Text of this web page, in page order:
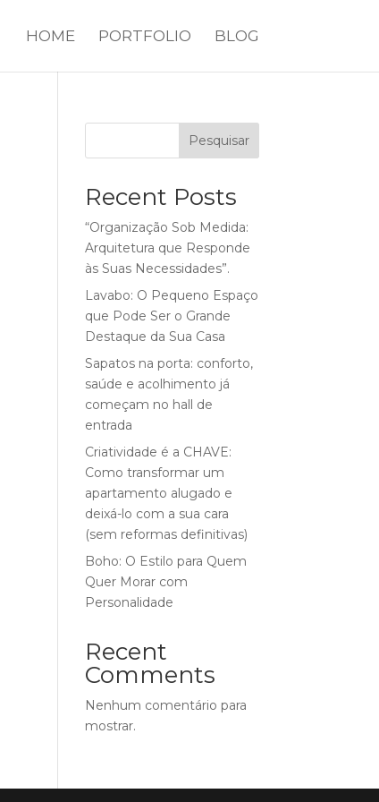
HOME PORTFOLIO BLOG
Pesquisar
Recent Posts
“Organização Sob Medida:
Arquitetura que Responde
às Suas Necessidades”.
Lavabo: O Pequeno Espaço
que Pode Ser o Grande
Destaque da Sua Casa
Sapatos na porta: conforto,
saúde e acolhimento já
começam no hall de
entrada
Criatividade é a CHAVE:
Como transformar um
apartamento alugado e
deixá-lo com a sua cara
(sem reformas definitivas)
Boho: O Estilo para Quem
Quer Morar com
Personalidade
Recent
Comments
Nenhum comentário para
mostrar.